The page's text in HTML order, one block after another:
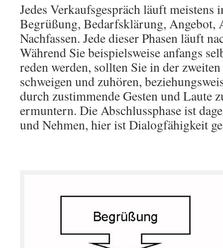
Jedes Verkaufsgespräch läuft meistens
Begrüßung, Bedarfsklärung, Angebot,
Nachfassen. Jede dieser Phasen läuft
Während Sie beispielsweise anfangs
reden werden, sollten Sie in der zweiten
schweigen und zuhören,
durch zustimmende Gesten und Laute
ermuntern. Die Abschlussphase ist
und Nehmen, hier ist Dialogfähigkeit